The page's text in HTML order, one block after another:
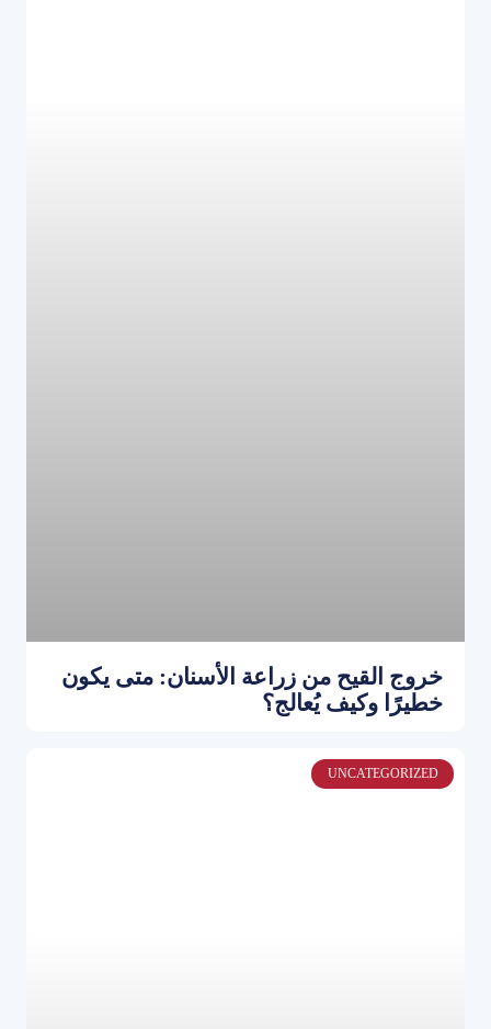
خروج القيح من زراعة الأسنان: متى يكون
خطيرًا وكيف يُعالج؟
UNCATEGORIZED